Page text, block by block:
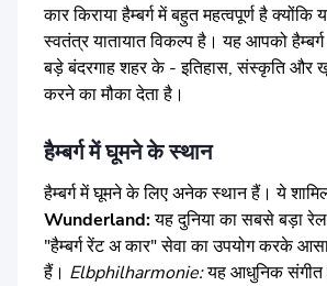
कार किराया हैम्बर्ग में बहुत महत्वपूर्ण है
स्वतंत्र यातायात विकल्प है। यह आपको
बड़े बंदरगाह शहर के - इतिहास, संस्कृति और
करने का मौका देता है।
हैम्बर्ग में घूमने के स्थान
हैम्बर्ग में घूमने के लिए अनेक स्थान हैं। ये
Wunderland:यह दुनिया का सबसे बड़ा
"हैम्बर्ग रेंट अ कार" सेवा का उपयोग करके
हैं। Elbphilharmonie:यह आधुनिक संगीत